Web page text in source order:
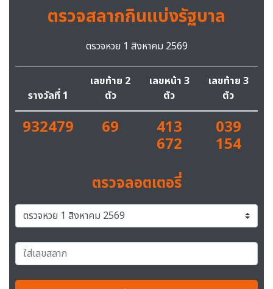
ตรวจสลากกินแบ่งรัฐบาล
ตรวจหวย 1 สิงหาคม 2569
รางวัลที่ 1
เลขท้าย 2
ตัว
เลขหน้า 3
ตัว
เลขท้าย 3
ตัว
932479 69 413
672
039
154
ตรวจลอตเตอรี่